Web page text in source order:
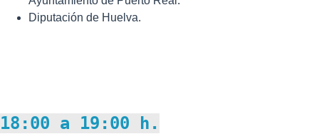
Diputación de Huelva.
18:00 a 19:00 h.